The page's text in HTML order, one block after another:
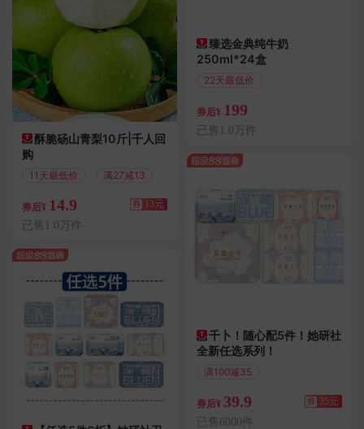
酥脆砀山青梨10斤|千人回
购
11天最低价 满27减13
券后¥ 14.9 券 13元
已售1.0万件
臻选金典纯牛奶
250ml*24盒
22天最低价
券后¥ 199
已售1.0万件
千卜！随心配5件！她研社
全新任选系列！
满100减35
券后¥ 39.9 券 35元
已售6000件